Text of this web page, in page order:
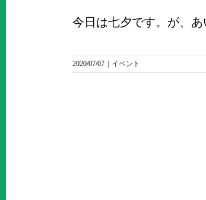
今日は七夕です。が、
2020/07/07 イベント